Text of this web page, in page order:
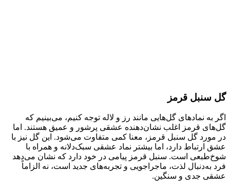
گل سنبل قرمز
اگر به نمادهای گل‌هایی مانند رز و لاله توجه کنیم، می‌بینیم که
گل‌های قرمز اغلب نشان‌دهنده عشقی پرشور و عمیق هستند. اما
در مورد گل سنبل قرمز، معنا کمی متفاوت می‌شود. این گل نیز با
عشق ارتباط دارد، اما بیشتر نماد عشقی سبک‌دلانه و همراه با
شوخ‌طبعی است. سنبل قرمز پیامی در خود دارد که نشان می‌دهد
فرد به‌دنبال لذت، ماجراجویی و تجربه‌های جدید است، نه الزاماً
عشقی جدی و سنگین.